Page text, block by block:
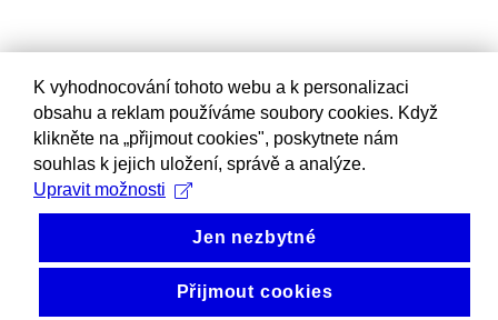
K vyhodnocování tohoto webu a k personalizaci
obsahu a reklam používáme soubory cookies. Když
klikněte na „přijmout cookies", poskytnete nám
souhlas k jejich uložení, správě a analýze.
Upravit možnosti
Jen nezbytné
Přijmout cookies